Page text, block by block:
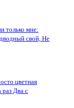
только мне:
свой, Не
цветная
Два с